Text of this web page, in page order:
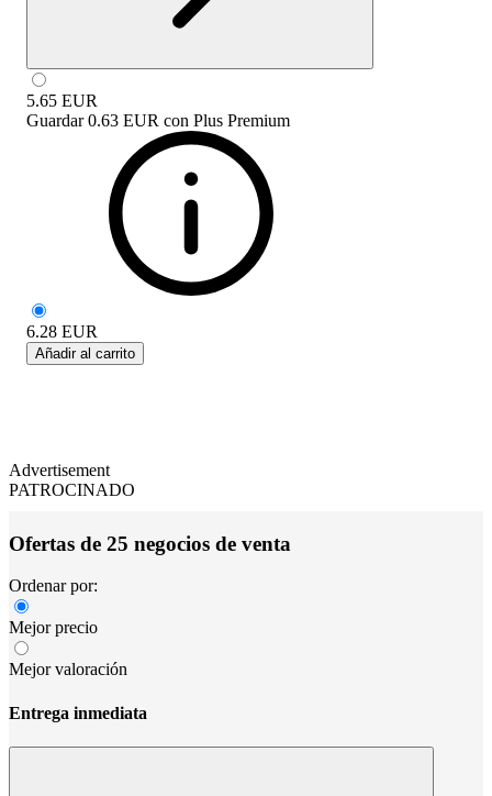
5.65 EUR
Guardar 0.63 EUR con Plus Premium
6.28 EUR
Añadir al carrito
Advertisement
PATROCINADO
Ofertas de 25 negocios de venta
Ordenar por:
Mejor precio
Mejor valoración
Entrega inmediata